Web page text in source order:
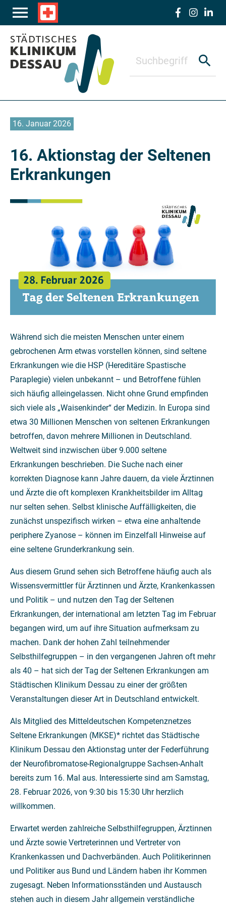
Zum Hauptinhalt springen
menu local_hospital
search
16. Januar 2026
16. Aktionstag der Seltenen
Erkrankungen
Während sich die meisten Menschen unter einem
gebrochenen Arm etwas vorstellen können, sind seltene
Erkrankungen wie die HSP (Hereditäre Spastische
Paraplegie) vielen unbekannt – und Betroffene fühlen
sich häufig alleingelassen. Nicht ohne Grund empfinden
sich viele als „Waisenkinder“ der Medizin. In Europa sind
etwa 30 Millionen Menschen von seltenen Erkrankungen
betroffen, davon mehrere Millionen in Deutschland.
Weltweit sind inzwischen über 9.000 seltene
Erkrankungen beschrieben. Die Suche nach einer
korrekten Diagnose kann Jahre dauern, da viele Ärztinnen
und Ärzte die oft komplexen Krankheitsbilder im Alltag
nur selten sehen. Selbst klinische Auffälligkeiten, die
zunächst unspezifisch wirken – etwa eine anhaltende
periphere Zyanose – können im Einzelfall Hinweise auf
eine seltene Grunderkrankung sein.
Aus diesem Grund sehen sich Betroffene häufig auch als
Wissensvermittler für Ärztinnen und Ärzte, Krankenkassen
und Politik – und nutzen den Tag der Seltenen
Erkrankungen, der international am letzten Tag im Februar
begangen wird, um auf ihre Situation aufmerksam zu
machen. Dank der hohen Zahl teilnehmender
Selbsthilfegruppen – in den vergangenen Jahren oft mehr
als 40 – hat sich der Tag der Seltenen Erkrankungen am
Städtischen Klinikum Dessau zu einer der größten
Veranstaltungen dieser Art in Deutschland entwickelt.
Als Mitglied des Mitteldeutschen Kompetenznetzes
Seltene Erkrankungen (MKSE)* richtet das Städtische
Klinikum Dessau den Aktionstag unter der Federführung
der Neurofibromatose-Regionalgruppe Sachsen-Anhalt
bereits zum 16. Mal aus. Interessierte sind am Samstag,
28. Februar 2026, von 9:30 bis 15:30 Uhr herzlich
willkommen.
Erwartet werden zahlreiche Selbsthilfegruppen, Ärztinnen
und Ärzte sowie Vertreterinnen und Vertreter von
Krankenkassen und Dachverbänden. Auch Politikerinnen
und Politiker aus Bund und Ländern haben ihr Kommen
zugesagt. Neben Informationsständen und Austausch
stehen auch in diesem Jahr allgemein verständliche